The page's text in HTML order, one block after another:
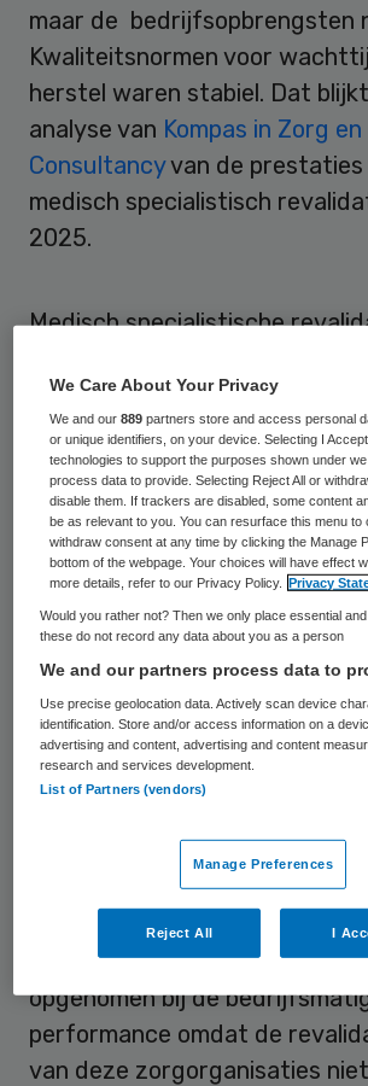
maar de bedrijfsopbrengsten
Kwaliteitsnormen voor
herstel waren stabiel. Dat
analyse van Kompas in Zorg
Consultancyvan de prestaties
medisch specialistisch
2025.
Medisch specialistische
jaar prestatie-indicatoren op
van kwaliteit/doelmatigheid,
patiënttevredenheid en
verantwoording aan te
jaarverantwoordingsstukken
revalidatiecentra moesten
mei 2026 aangeleverd te
ministerie van VWS.
Opvallend is dat medio 22 juni
van de vijftien onderzochte
revalidatiecentra nog geen
daarom buiten de analyse van
Zorg en BS Health
Bosch Ziekenhuis, UMCG –
Revalidatie en Sint
opgenomen bij de
performance omdat de
van deze zorgorganisaties
We Care About Your Privacy
We and our889 partners store and access personal
or unique identifiers, on your device. Selecting I
technologies to support the purposes shown under
process data to provide. Selecting Reject All or
disable them. If trackers are disabled, some content
be as relevant to you. You can resurface this menu
withdraw consent at any time by clicking the Manage
bottom of the webpage. Your choices will have effect
more details, refer to our Privacy Policy.
Privacy
Would you rather not? Then we only place essential
these do not record any data about you as a person
We and our partners process data to
Use precise geolocation data. Actively scan device
identification. Store and/or access information on a
advertising and content, advertising and content
research and services development.
List of Partners (vendors)
Manage Preferences
Reject All I